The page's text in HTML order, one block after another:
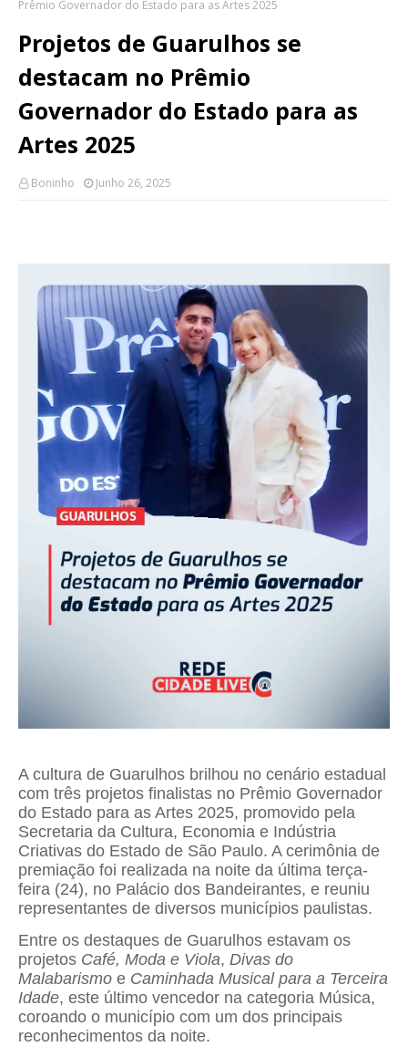
Prêmio Governador do Estado para as Artes 2025
Projetos de Guarulhos se
destacam no Prêmio
Governador do Estado para as
Artes 2025
Boninho Junho 26, 2025
A cultura de Guarulhos brilhou no cenário estadual
com três projetos finalistas no Prêmio Governador
do Estado para as Artes 2025, promovido pela
Secretaria da Cultura, Economia e Indústria
Criativas do Estado de São Paulo. A cerimônia de
premiação foi realizada na noite da última terça-
feira (24), no Palácio dos Bandeirantes, e reuniu
representantes de diversos municípios paulistas.
Entre os destaques de Guarulhos estavam os
projetos Café, Moda e Viola, Divas do
Malabarismo e Caminhada Musical para a Terceira
Idade, este último vencedor na categoria Música,
coroando o município com um dos principais
reconhecimentos da noite.